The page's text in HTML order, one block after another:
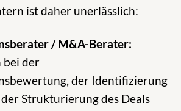
ist daher unerlässlich:
/ M&A-Berater:
bei der
der Identifizierung
Strukturierung des Deals